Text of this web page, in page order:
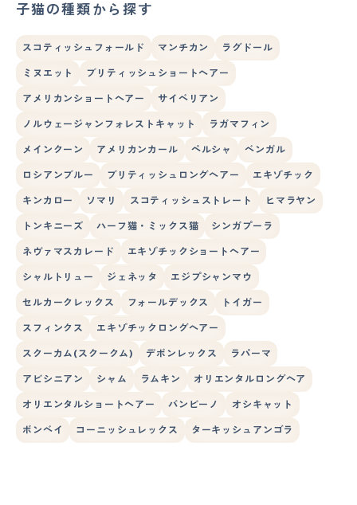
子猫の種類から探す
スコティッシュフォールド マンチカン ラグドール
ミヌエット ブリティッシュショートヘアー
アメリカンショートヘアー サイベリアン
ノルウェージャンフォレストキャット ラガマフィン
メインクーン アメリカンカール ペルシャ ベンガル
ロシアンブルー ブリティッシュロングヘアー エキゾチック
キンカロー ソマリ スコティッシュストレート ヒマラヤン
トンキニーズ ハーフ猫・ミックス猫 シンガプーラ
ネヴァマスカレード エキゾチックショートヘアー
シャルトリュー ジェネッタ エジプシャンマウ
セルカークレックス フォールデックス トイガー
スフィンクス エキゾチックロングヘアー
スクーカム(スクークム) デボンレックス ラパーマ
アビシニアン シャム ラムキン オリエンタルロングヘア
オリエンタルショートヘアー バンビーノ オシキャット
ボンベイ コーニッシュレックス ターキッシュアンゴラ